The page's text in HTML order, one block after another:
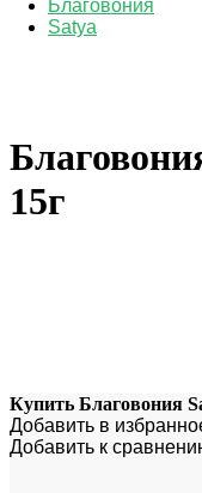
Благовония
Satya
15г
Купить Благовония
Добавить в
Добавить к